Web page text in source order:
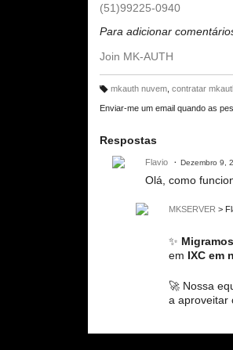
(51)99225-0940
Para adicionar
Join MK-AUTH
ar
c
õ
e
mkauth nuvem, contratar
Enviar-me um email quando as
Respostas
Flavio Dezembro 9,
Olá, como
MKSERVER >
✨
em IXC em
🚀 Nossa
a aproveitar